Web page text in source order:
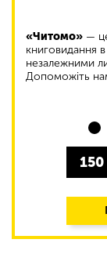
«Читомо» —
книговидання в
незалежними
Допоможіть
150